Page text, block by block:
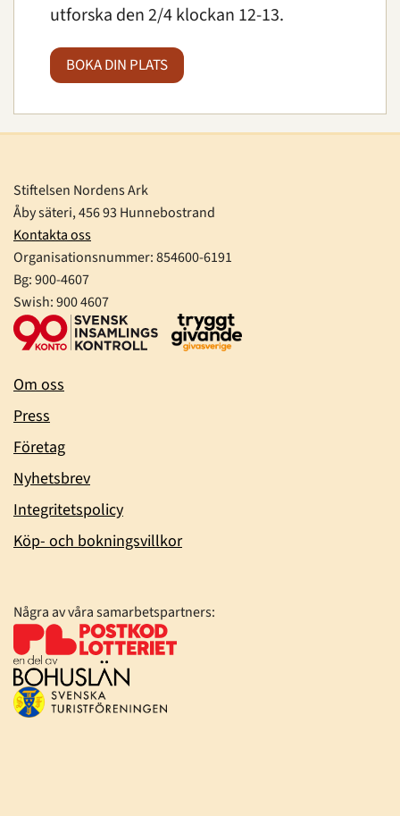
utforska den 2/4 klockan 12-13.
BOKA DIN PLATS
Stiftelsen Nordens Ark
Åby säteri, 456 93 Hunnebostrand
Kontakta oss
Organisationsnummer:854600-6191
Bg: 900-4607
Swish: 900 4607
Om oss
Press
Företag
Nyhetsbrev
Integritetspolicy
Köp- och bokningsvillkor
Några av våra samarbetspartners: